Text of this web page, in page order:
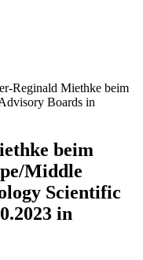
Reginald Miethke beim
Boards in
beim
Middle
Scientific
in